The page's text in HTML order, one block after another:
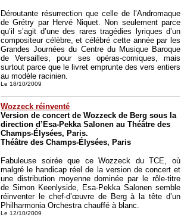
Déroutante résurrection que celle de l’Andromaque
de Grétry par Hervé Niquet. Non seulement parce
qu’il s’agit d’une des rares tragédies lyriques d’un
compositeur célèbre, et célébré cette année par les
Grandes Journées du Centre du Musique Baroque
de Versailles, pour ses opéras-comiques, mais
surtout parce que le livret emprunte des vers entiers
au modèle racinien.
Le 18/10/2009
Wozzeck réinventé
Version de concert de Wozzeck de Berg sous la
direction d’Esa-Pekka Salonen au Théâtre des
Champs-Élysées, Paris.
Théâtre des Champs-Élysées, Paris
Fabuleuse soirée que ce Wozzeck du TCE, où
malgré le handicap réel de la version de concert et
une distribution moyenne dominée par le rôle-titre
de Simon Keenlyside, Esa-Pekka Salonen semble
réinventer le chef-d’œuvre de Berg à la tête d’un
Philharmonia Orchestra chauffé à blanc.
Le 12/10/2009